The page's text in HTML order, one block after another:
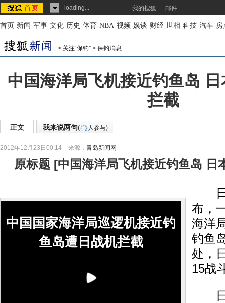
loading... 我的搜狐 邮件
首页-新闻-军事-文化-历史-体育-NBA-视频-娱谈-财经-世相-科技-汽车-房
> 关注“保钓” > 保钓消息
中国海洋局飞机接近钓鱼岛
拦截
正文 我来说两句( 人参与)
2012年12月23日00:14 来源： 青岛新闻网
原标题 [中国海洋局飞机接近钓鱼岛 日
中国国家海洋局巡逻机接近钓
鱼岛遭日战机拦截
日
布，
海洋
钓鱼
处，
15战
日